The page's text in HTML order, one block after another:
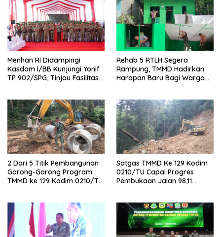
Menhan RI Didampingi
Kasdam I/BB Kunjungi Yonif
TP 902/SPG, Tinjau Fasilitas
Rehab 5 RTLH Segera
Rampung, TMMD Hadirkan
Harapan Baru Bagi Warga
2 Dari 5 Titik Pembangunan
Gorong-Gorong Program
TMMD ke 129 Kodim 0210/TU
Satgas TMMD Ke 129 Kodim
0210/TU Capai Progres
Pembukaan Jalan 98,11